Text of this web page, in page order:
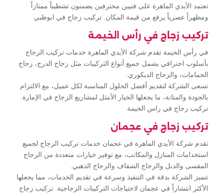
تعتمد الأيدي الماهرة على فنيين محترفين يضمنون تشطيباً ممتازاً
ومظهراً عصرياً يرفع من قيمة المكان. تركيب زجاج في ابوظبي
تركيب زجاج في رأس الخيمة
في رأس الخيمة تقدم شركة الأيدي الماهرة خدمات تركيب الزجاج
بأسلوب احترافي يشمل جميع أنواع التركيبات مثل زجاج الدرج، زجاج
الحمامات، والزجاج الديكوري.
تسعى الشركة لتقديم أفضل الحلول المناسبة لكل عميل، مع الالتزام
بالجودة والمتانة، ما يجعلها الخيار الأمثل لمشاريع الزجاج في الإمارة.
تركيب زجاج في راس الخيمة
تركيب زجاج في عجمان
تقدم شركة الأيدي الماهرة في عجمان خدمات تركيب الزجاج لجميع
استخدامات المنازل والمكاتب، مع توفير خيارات متعددة من الزجاج
المقسى والدبل والزجاج الشفاف والزجاج الذهبي.
تتميز الشركة بدقة في التنفيذ وسرعة في تقديم الخدمات، مما يجعلها
الأكثر انتشاراً في عجمان لاحتياجات التركيبات الزجاجية. تركيب زجاج